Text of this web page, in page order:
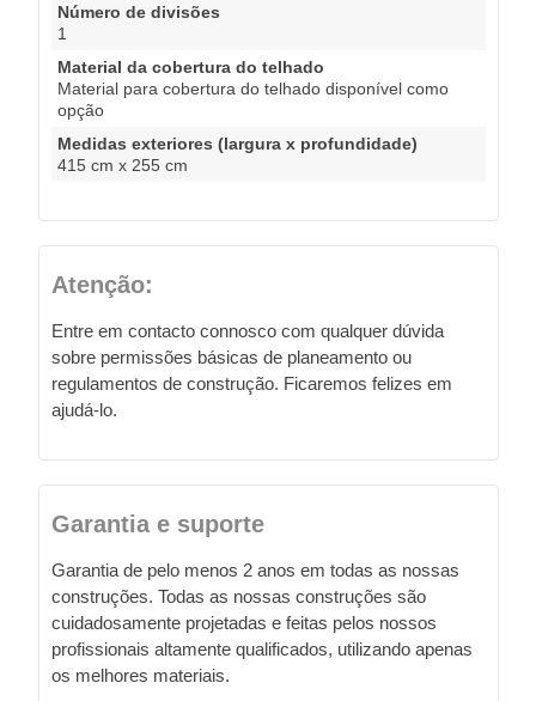
Número de divisões
1
Material da cobertura do telhado
Material para cobertura do telhado disponível como
opção
Medidas exteriores (largura x profundidade)
415 cm x 255 cm
Atenção:
Entre em contacto connosco com qualquer dúvida
sobre permissões básicas de planeamento ou
regulamentos de construção. Ficaremos felizes em
ajudá-lo.
Garantia e suporte
Garantia de pelo menos 2 anos em todas as nossas
construções. Todas as nossas construções são
cuidadosamente projetadas e feitas pelos nossos
profissionais altamente qualificados, utilizando apenas
os melhores materiais.